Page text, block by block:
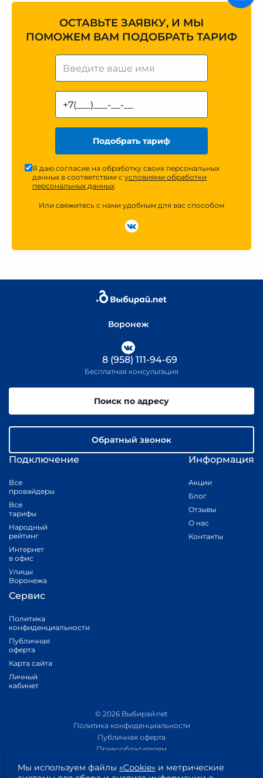
ОСТАВЬТЕ ЗАЯВКУ, И МЫ
ПОМОЖЕМ ВАМ ПОДОБРАТЬ ТАРИФ
Подобрать тариф
Я даю согласие на обработку своих персональных
данных в соответствии с условиями обработки
персональных данных
Или свяжитесь с нами удобным для вас способом
Воронеж
Подключение
Все
провайдеры
Все
тарифы
Народный
рейтинг
Интернет
в офис
Улицы
Воронежа
Информация
Акции
Блог
Отзывы
О нас
Контакты
Сервис
Политика
конфиденциальности
Публичная
оферта
Карта сайта
Личный
кабинет
8 (958) 111-94-69
Бесплатная консультация
Поиск по адресу
Обратный звонок
© 2026 Выбирай.net
Политика конфиденциальности
Публичная оферта
Правообладателям
Приложение 1
Мы используем файлы «Cookie» и метрические